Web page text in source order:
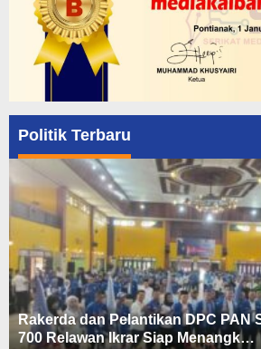
Politik Terbaru
Rakerda dan Pelantikan DPC PAN
700 Relawan Ikrar Siap Menangk…